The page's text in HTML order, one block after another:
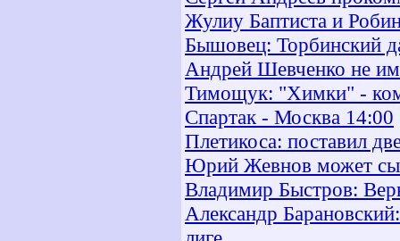
Жулиу Баптиста и
Бышовец: Торбинский
Андрей Шевченко не
Тимощук: "Химки" -
Спартак - Москва 14:00
Плетикоса: поставил
Юрий Жевнов может
Владимир Быстров:
Александр